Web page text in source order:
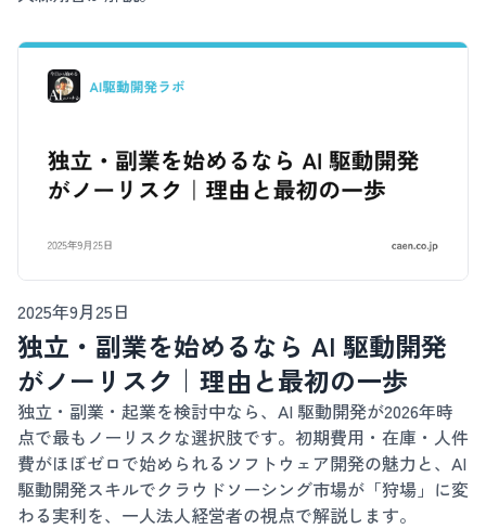
2025年9月25日
独立・副業を始めるなら AI 駆動開発
がノーリスク｜理由と最初の一歩
独立・副業・起業を検討中なら、AI 駆動開発が2026年時
点で最もノーリスクな選択肢です。初期費用・在庫・人件
費がほぼゼロで始められるソフトウェア開発の魅力と、AI
駆動開発スキルでクラウドソーシング市場が「狩場」に変
わる実利を、一人法人経営者の視点で解説します。